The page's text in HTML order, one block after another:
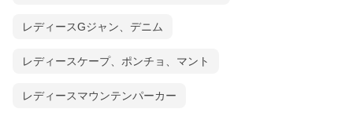
レディースGジャン、デニム
レディースケープ、ポンチョ、マント
レディースマウンテンパーカー